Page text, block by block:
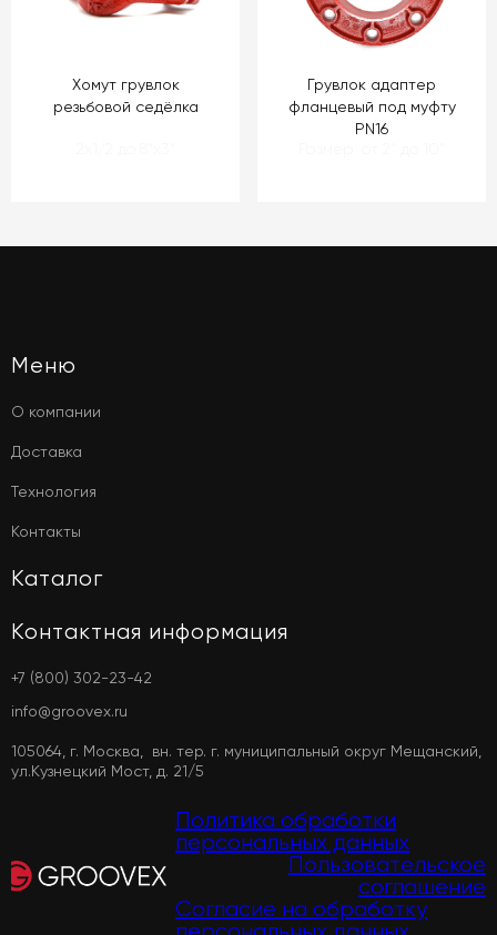
Хомут грувлок
резьбовой седёлка
Грувлок адаптер
фланцевый под муфту
PN16
Меню
О компании
Доставка
Технология
Контакты
Каталог
Политика обработки
персональных данных
Пользовательское
соглашение
Согласие на обработку
Контактная информация
+7 (800) 302-23-42
info@groovex.ru
105064, г. Москва, вн. тер. г. муниципальный округ Мещанский,
ул.Кузнецкий Мост, д. 21/5